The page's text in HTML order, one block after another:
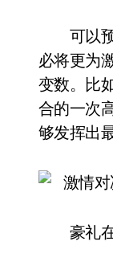
可以预
必将更为
变数。比
合的一次
够发挥出
豪礼在